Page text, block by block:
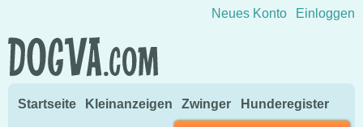
Direkt zum Inhalt wechseln
Neues Konto Einloggen
Startseite Kleinanzeigen Zwinger Hunderegister